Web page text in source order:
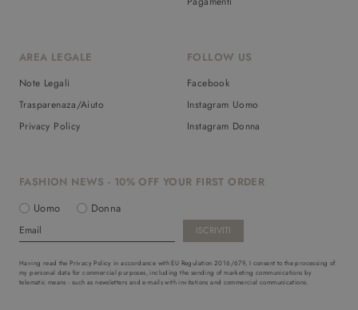
AREA LEGALE
Note Legali
Trasparenaza/Aiuto
Privacy Policy
FOLLOW US
Facebook
Instagram Uomo
Instagram Donna
FASHION NEWS - 10% OFF YOUR FIRST ORDER
Uomo
Donna
Having read the Privacy Policy in accordance with EU Regulation 2016/679, I consent to the processing of
my personal data for commercial purposes, including the sending of marketing communications by
telematic means - such as newsletters and e-mails with invitations and commercial communications.